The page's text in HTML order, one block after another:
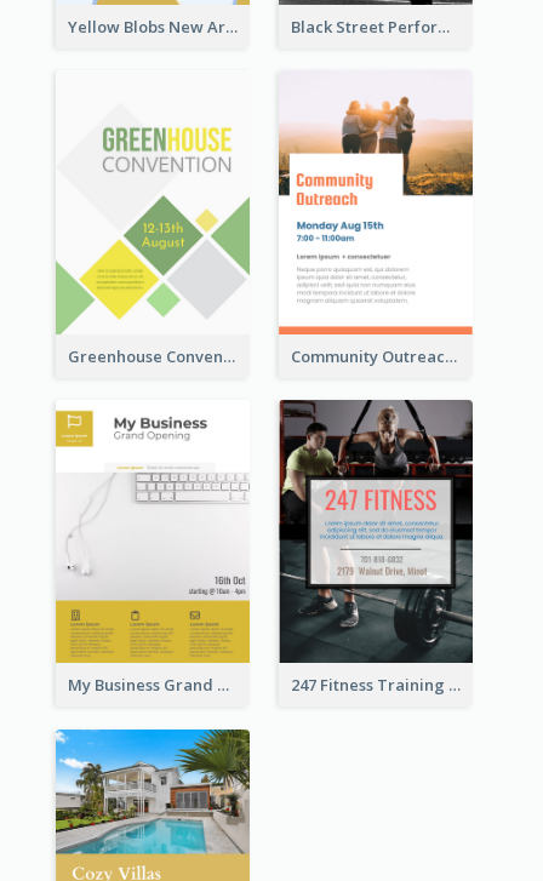
Yellow Blobs New Arrival Flyer Black Street Performance Flyers
Greenhouse Convention Flyer Community Outreach Flyer
My Business Grand Opening Flyer 247 Fitness Training Flyer